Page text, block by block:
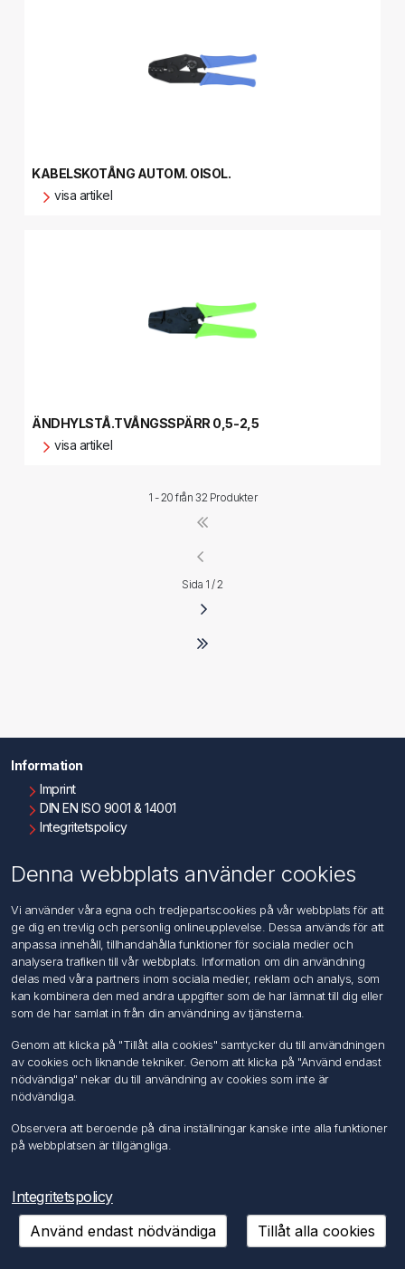
KABELSKOTÅNG AUTOM. OISOL.
visa artikel
ÄNDHYLSTÅ.TVÅNGSSPÄRR 0,5-2,5
visa artikel
1 - 20 från 32 Produkter
Sida 1 / 2
Information
Imprint
DIN EN ISO 9001 & 14001
Integritetspolicy
Kontakta oss
Kundtjänst
Sök
Mitt konto
Mina ordrar
Mina adresser
Följ oss
Copyright © 2026 FÖRCH Sverige AB. Alla rättigheter reserverade.
Powered bynopCommerce
Denna webbplats använder cookies
Vi använder våra egna och tredjepartscookies på vår webbplats för att
ge dig en trevlig och personlig onlineupplevelse. Dessa används för att
anpassa innehåll, tillhandahålla funktioner för sociala medier och
analysera trafiken till vår webbplats. Information om din användning
delas med våra partners inom sociala medier, reklam och analys, som
kan kombinera den med andra uppgifter som de har lämnat till dig eller
som de har samlat in från din användning av tjänsterna.
Genom att klicka på "Tillåt alla cookies" samtycker du till användningen
av cookies och liknande tekniker. Genom att klicka på "Använd endast
nödvändiga" nekar du till användning av cookies som inte är
nödvändiga.
Observera att beroende på dina inställningar kanske inte alla funktioner
på webbplatsen är tillgängliga.
Integritetspolicy
Använd endast nödvändiga
Tillåt alla cookies